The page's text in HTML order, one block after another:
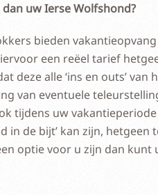
uw Ierse Wolfshond?
bieden
een reëel tarief
deze alle ‘ins en outs’
van eventuele
tijdens uw
in de bijt’ kan zijn,
optie voor u zijn dan kunt